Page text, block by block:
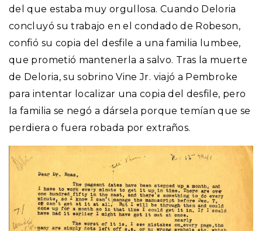
del que estaba muy orgullosa. Cuando Deloria
concluyó su trabajo en el condado de Robeson,
confió su copia del desfile a una familia lumbee,
que prometió mantenerla a salvo. Tras la muerte
de Deloria, su sobrino Vine Jr. viajó a Pembroke
para intentar localizar una copia del desfile, pero
la familia se negó a dársela porque temían que se
perdiera o fuera robada por extraños.